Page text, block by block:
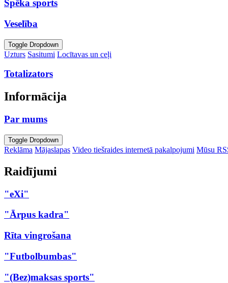
Spēka sports
Veselība
Toggle Dropdown
Uzturs Sasitumi Locītavas un ceļi
Totalizators
Informācija
Par mums
Toggle Dropdown
Reklāma Mājaslapas Video tiešraides internetā pakalpojumi Mūsu
Raidījumi
"eXi"
"Ārpus kadra"
Rīta vingrošana
"Futbolbumbas"
"(Bez)maksas sports"